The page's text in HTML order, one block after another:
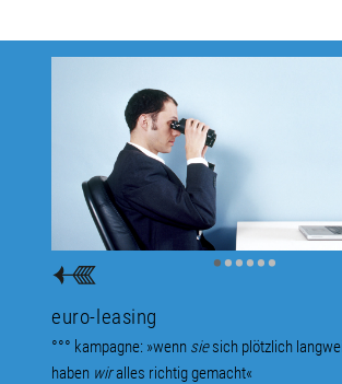
••••••
euro-leasing
°°° kampagne: »wenn siesich plötzlich
haben wiralles richtig gemacht«